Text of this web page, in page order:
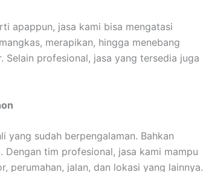
apappun, jasa kami bisa mengatasi
merapikan, hingga menebang
profesional, jasa yang tersedia juga
yang sudah berpengalaman. Bahkan
tim profesional, jasa kami mampu
perumahan, jalan, dan lokasi yang lainnya.